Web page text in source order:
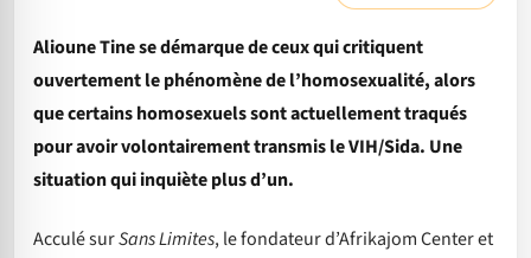
Alioune Tine se démarque de ceux qui critiquent
ouvertement le phénomène de l’homosexualité, alors
que certains homosexuels sont actuellement traqués
pour avoir volontairement transmis le VIH/Sida. Une
situation qui inquiète plus d’un.
Acculé surSans Limites, le fondateur d’Afrikajom Center et